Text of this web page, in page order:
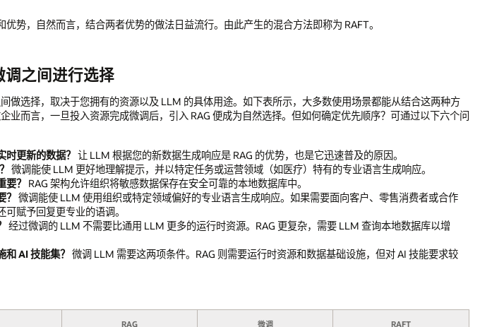
势，自然而言，结合两者优势的做法日益流行。由此产生的混合方法即称为 RAFT。
调之间进行选择
做选择，取决于您拥有的资源以及 LLM 的具体用途。如下表所示，大多数使用场景都能从结合这两种方
业而言，一旦投入资源完成微调后，引入 RAG 便成为自然选择。但如何确定优先顺序？可通过以下六个问
时更新的数据？ 让 LLM 根据您的新数据生成响应是 RAG 的优势，也是它迅速普及的原因。
微调能使 LLM 更好地理解提示，并以特定任务或运营领域（如医疗）特有的专业语言生成响应。
要？ RAG 架构允许组织将敏感数据保存在安全可靠的本地数据库中。
？ 微调能使 LLM 使用组织或特定领域偏好的专业语言生成响应。如果需要面向客户、零售消费者或合作
赋予回复更专业的语调。
经过微调的 LLM 不需要比通用 LLM 更多的运行时资源。RAG 更复杂，需要 LLM 查询本地数据库以增
AI 技能集？ 微调 LLM 需要这两项条件。RAG 则需要运行时资源和数据基础设施，但对 AI 技能要求较
RAG 微调 RAFT